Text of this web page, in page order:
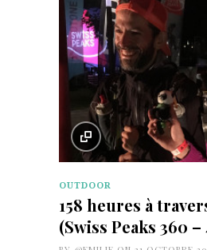
OUTDOOR
158 heures à
(Swiss Peaks 360 –